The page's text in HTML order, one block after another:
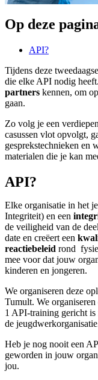
Op deze
API?
Tijdens deze
die elke API nodig
partners kennen, om
gaan.
Zo volg je een
casussen vlot opvolgt,
gesprekstechnieken en
materialen die je kan
API?
Elke organisatie in het
Integriteit) en een
de veiligheid van de
date en creëert een
reactiebeleid rond
mee voor dat jouw
kinderen en jongeren.
We organiseren deze
Tumult. We
1 API-training gericht
de
Heb je nog nooit een
geworden in jouw
jou.